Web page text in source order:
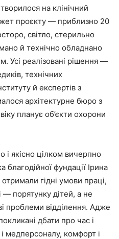
на клінічний
проєкту — приблизно 20
світло, стерильно
й технічно обладнано
Усі реалізовані рішення —
технічних
й експертів з
архітектурне бюро з
планує об’єкти охорони
і якісно цілком вичерпно
фундації Ірина
гідні умови праці,
— порятунку дітей, а не
проблеми відділення. Адже
дбати про час і
і медперсоналу, комфорт і